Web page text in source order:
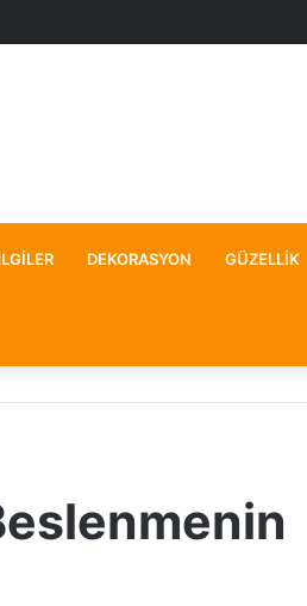
DEKORASYON GÜZELLIK